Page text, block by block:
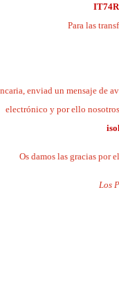
Para las
enviad un mensaje de
electrónico y por ello
Os damos las gracias por
Los